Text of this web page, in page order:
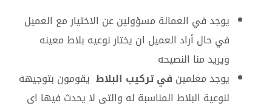
يوجد في العمالة مسؤولين عن الاختيار مع العميل
في حال أراد العميل ان يختار نوعيه بلاط معينه
ويريد منا النصيحه
يوجد معلمين في تركيب البلاط يقومون بتوجيهه
لنوعية البلاط المناسبة له والتى لا يحدث فيها اى